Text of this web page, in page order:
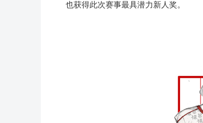
也获得此次赛事最具潜力新人奖。